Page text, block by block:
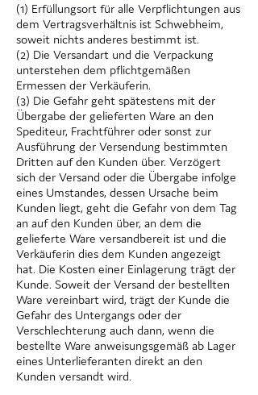
(1) Erfüllungsort für alle Verpflichtungen aus
dem Vertragsverhältnis ist Schwebheim,
soweit nichts anderes bestimmt ist.
(2) Die Versandart und die Verpackung
unterstehen dem pflichtgemäßen
Ermessen der Verkäuferin.
(3) Die Gefahr geht spätestens mit der
Übergabe der gelieferten Ware an den
Spediteur, Frachtführer oder sonst zur
Ausführung der Versendung bestimmten
Dritten auf den Kunden über. Verzögert
sich der Versand oder die Übergabe infolge
eines Umstandes, dessen Ursache beim
Kunden liegt, geht die Gefahr von dem Tag
an auf den Kunden über, an dem die
gelieferte Ware versandbereit ist und die
Verkäuferin dies dem Kunden angezeigt
hat. Die Kosten einer Einlagerung trägt der
Kunde. Soweit der Versand der bestellten
Ware vereinbart wird, trägt der Kunde die
Gefahr des Untergangs oder der
Verschlechterung auch dann, wenn die
bestellte Ware anweisungsgemäß ab Lager
eines Unterlieferanten direkt an den
Kunden versandt wird.